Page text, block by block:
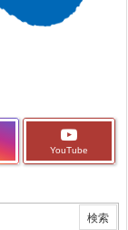
YouTube